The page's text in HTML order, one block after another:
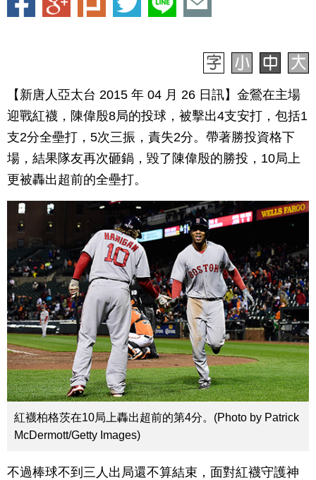
【新唐人亞太台 2015 年 04 月 26 日訊】金鶯在主場
迎戰紅襪，陳偉殷8局的投球，被擊出4支安打，包括1
支2分全壘打，5次三振，責失2分。帶著勝投資格下
場，結果隊友再次砸鍋，毀了陳偉殷的勝投，10局上
更被轟出超前的全壘打。
紅襪柏格茨在10局上轟出超前的第4分。(Photo by Patrick
McDermott/Getty Images)
不過棒球不到三人出局還不算結束，面對紅襪守護神